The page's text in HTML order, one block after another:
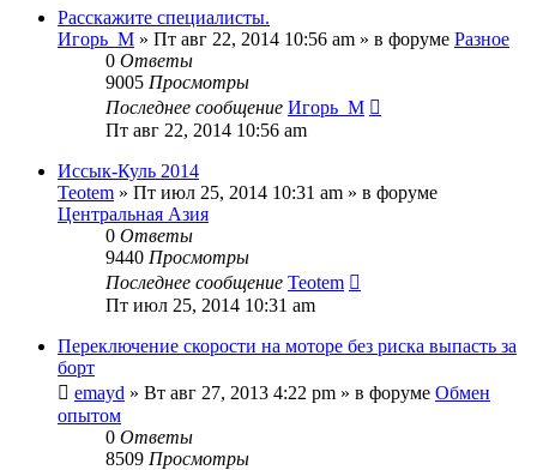
Расскажите специалисты.
Игорь_М » Пт авг 22, 2014 10:56 am » в форуме Разное
0 Ответы
9005 Просмотры
Последнее сообщение Игорь_М
Пт авг 22, 2014 10:56 am
Иссык-Куль 2014
Teotem » Пт июл 25, 2014 10:31 am » в форуме
Центральная Азия
0 Ответы
9440 Просмотры
Последнее сообщение Teotem
Пт июл 25, 2014 10:31 am
Переключение скорости на моторе без риска выпасть за
борт
emayd » Вт авг 27, 2013 4:22 pm » в форуме Обмен
опытом
0 Ответы
8509 Просмотры